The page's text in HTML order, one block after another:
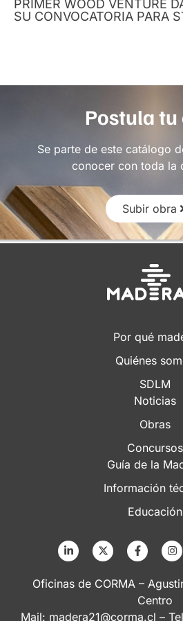
PRIMER WOOD VENTURE
SU CONVOCATORIA PARA
Postula
Se parte de este catálogo
conocer con toda la
Subir obra
Por qué
Quiénes
SDLM
Noticias
Obras
Concursos
Guía de la
Información
Educación
Oficinas de CORMA –
Centro
Mail: madera21@corma.cl –